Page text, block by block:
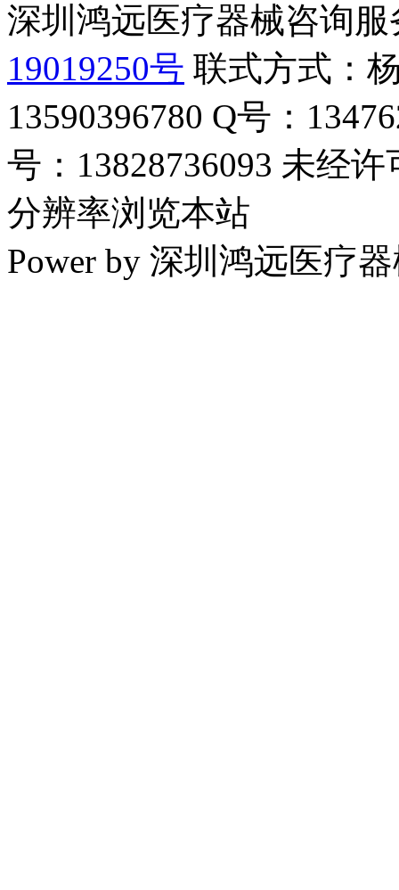
深圳鸿远医疗器械咨询
19019250号 联式方式：
13590396780 Q号：
号：13828736093 未经
分辨率浏览本站
Power by 深圳鸿远医疗